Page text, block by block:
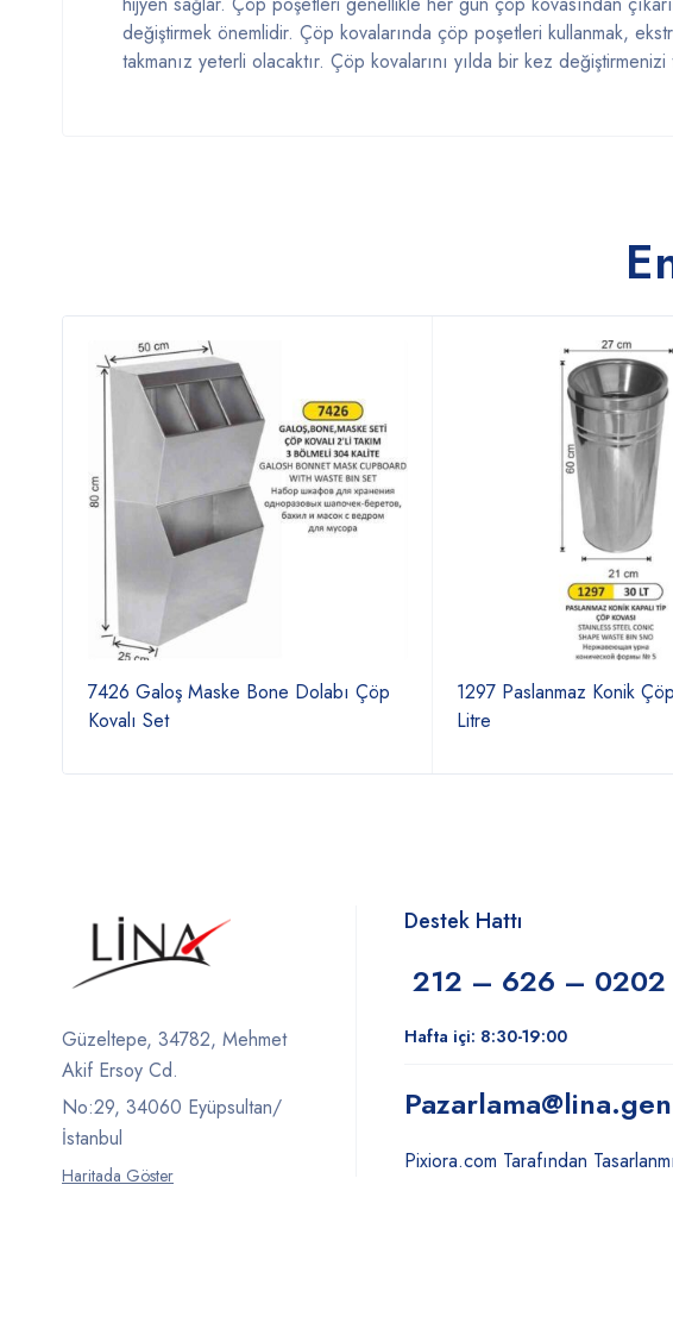
değiştirmek önemlidir. Çöp kovalarında çöp poşetleri kullanmak,
takmanız yeterli olacaktır. Çöp kovalarını yılda bir kez
7426 Galoş Maske Bone Dolabı Çöp
Kovalı Set
1297 Paslanmaz Konik
Litre
Güzeltepe, 34782, Mehmet
Akif Ersoy Cd.
No:29, 34060 Eyüpsultan/
İstanbul
Haritada Göster
Destek Hattı
212 – 626 – 0202
Hafta içi: 8:30-19:00
Pazarlama
Pixiora.com Tarafından